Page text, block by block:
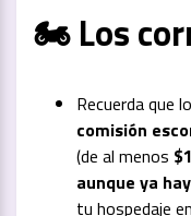
🏍️ Los
Recuerda que
comisión
(de al menos
aunque ya
tu hospedaje